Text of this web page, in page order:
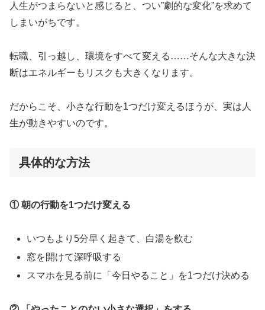
人生がつまらないと感じると、つい”劇的な変化”を求めて
しまいがちです。
転職、引っ越し、環境をすべて変える……そんな大きな決
断はエネルギーもリスクも大きくなります。
だからこそ、小さな行動を1つだけ変えるほうが、実は人
生が動きやすいのです。
具体的な方法
① 朝の行動を1つだけ変える
いつもより5分早く起きて、白湯を飲む
窓を開けて深呼吸する
スマホを見る前に「今日やること」を1つだけ決める